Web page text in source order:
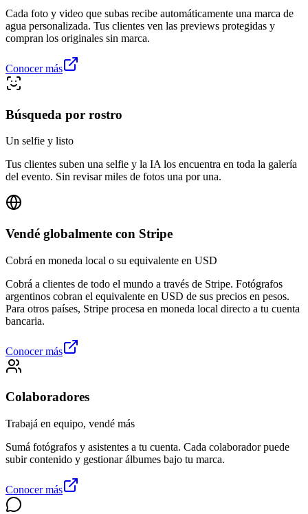
Cada foto y video que subas recibe automáticamente una marca de
agua personalizada. Tus clientes ven las previews protegidas y
compran los originales sin marca.
Conocer más
Búsqueda por rostro
Un selfie y listo
Tus clientes suben una selfie y la IA los encuentra en toda la galería
del evento. Sin revisar miles de fotos una por una.
Vendé globalmente con Stripe
Cobrá en moneda local o su equivalente en USD
Cobrá a clientes de todo el mundo a través de Stripe. Fotógrafos
argentinos cobran el equivalente en USD de sus precios en pesos.
Para otros países, Stripe procesa en moneda local directo a tu cuenta
bancaria.
Conocer más
Colaboradores
Trabajá en equipo, vendé más
Sumá fotógrafos y asistentes a tu cuenta. Cada colaborador puede
subir contenido y gestionar álbumes bajo tu marca.
Conocer más